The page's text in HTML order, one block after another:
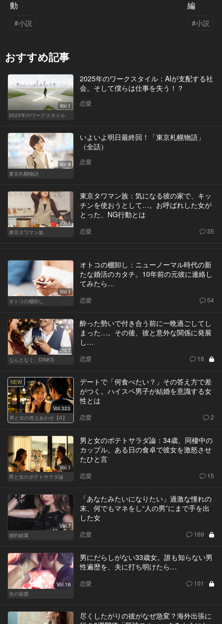
動
#小説
編
#小説
おすすめ記事
Vol.1
2025年のワークスタイル
2025年のワークスタイル：AIが支配する社
会。そして僕らは仕事を失う！？
恋愛
Vol.8
東京札幌物語
いよいよ明日最終回！「東京札幌物語」
（全話）
恋愛
Vol.1
東京タワマン族
東京タワマン族：気になる彼の家で、キッ
チンを使おうとして…。お呼ばれした女が
とった、NG行動とは
恋愛 35
Vol.1
オトコの棚卸し
オトコの棚卸し：ニューノーマル時代の新
たな婚活のカタチ。10年前の元彼に連絡し
てみたら…
恋愛 54
Vol.7
なんとなく、DINKS
酔った勢いで付き合う前に一晩過ごしてし
まった…。その後、彼と意外な関係に発展
し…
恋愛 18
NEW
Vol.323
男と女の答えあわせ【A】
デートで「何食べたい？」その答え方で差
がつく。ハイスペ男子が結婚を意識する女
性とは
恋愛 2
Vol.1
男と女のポテトサラダ論
男と女のポテトサラダ論：34歳、同棲中の
カップル。ある日の食卓で彼女を激怒させ
たひと言
恋愛 15
Vol.7
婚約破棄
「あなたみたいになりたい」過激な憧れの
末、何でもマネをし“人の男”にまで手を出
した女
恋愛 169
Vol.16
夫の寵愛
男にだらしがない33歳女。誰も知らない男
性遍歴を、夫に打ち明けたら…
恋愛 101
尽くしたがりの彼がなぜ急変？海外出張に